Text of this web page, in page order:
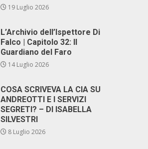
19 Luglio 2026
L’Archivio dell’Ispettore Di
Falco | Capitolo 32: Il
Guardiano del Faro
14 Luglio 2026
COSA SCRIVEVA LA CIA SU
ANDREOTTI E I SERVIZI
SEGRETI? – DI ISABELLA
SILVESTRI
8 Luglio 2026